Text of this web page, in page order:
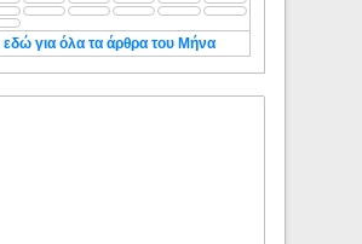
εδώ για όλα τα άρθρα του Μήνα